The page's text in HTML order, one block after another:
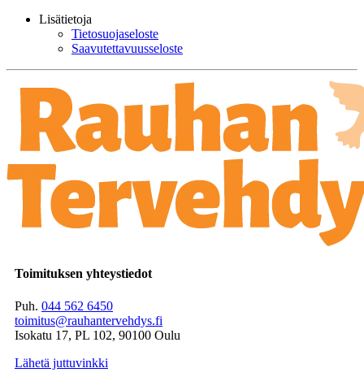
Lisätietoja
Tietosuojaseloste
Saavutettavuusseloste
Toimituksen yhteystiedot
Puh. 044 562 6450
toimitus@rauhantervehdys.fi
Isokatu 17, PL 102, 90100 Oulu
Lähetä juttuvinkki